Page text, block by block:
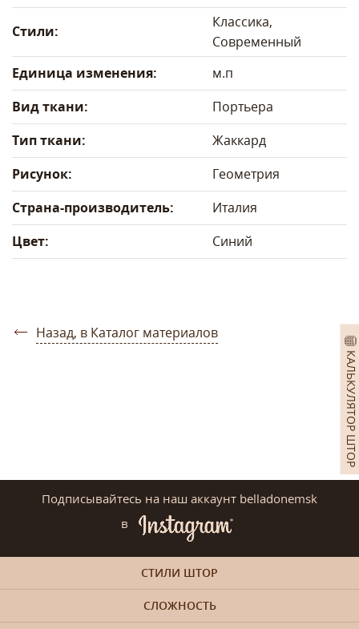
КАЛЬКУЛЯТОР ШТОР
Стили:
Классика,
Современный
Единица изменения:
м.п
Вид ткани:
Портьера
Тип ткани:
Жаккард
Рисунок:
Геометрия
Страна-производитель:
Италия
Цвет:
Синий
Назад, в Каталог материалов
Подписывайтесь на наш аккаунт belladonemsk
в
СТИЛИ ШТОР
СЛОЖНОСТЬ